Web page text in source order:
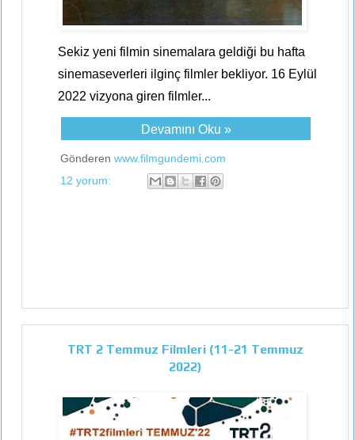
Sekiz yeni filmin sinemalara geldiği bu hafta
sinemaseverleri ilginç filmler bekliyor. 16 Eylül
2022 vizyona giren filmler...
Devamını Oku »
Gönderen www.filmgundemi.com
12 yorum:
TRT 2 Temmuz Filmleri (11-21 Temmuz
2022)